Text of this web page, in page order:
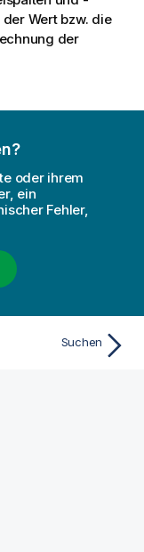
Wert bzw. die
der
oder ihrem
ein
Fehler,
Suchen